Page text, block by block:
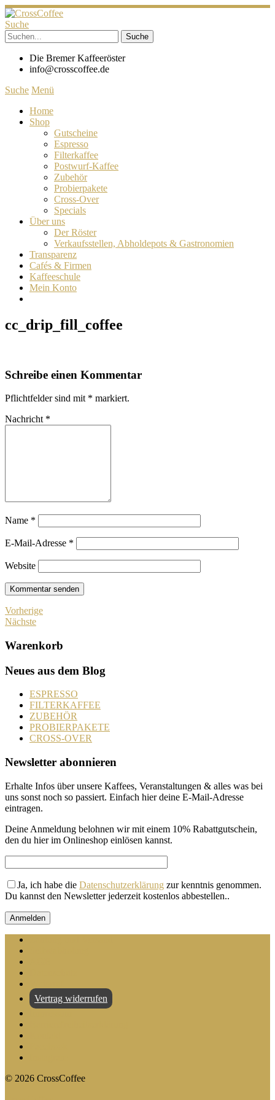
Suche
Die Bremer Kaffeeröster
info@crosscoffee.de
Suche Menü
Home
Shop
Gutscheine
Espresso
Filterkaffee
Postwurf-Kaffee
Zubehör
Probierpakete
Cross-Over
Specials
Über uns
Der Röster
Verkaufsstellen, Abholdepots & Gastronomien
Transparenz
Cafés & Firmen
Kaffeeschule
Mein Konto
cc_drip_fill_coffee
Schreibe einen Kommentar
Pflichtfelder sind mit * markiert.
Nachricht *
Name *
E-Mail-Adresse *
Website
Vorherige
Nächste
Warenkorb
Neues aus dem Blog
ESPRESSO
FILTERKAFFEE
ZUBEHÖR
PROBIERPAKETE
CROSS-OVER
Newsletter abonnieren
Erhalte Infos über unsere Kaffees, Veranstaltungen & alles was bei
uns sonst noch so passiert. Einfach hier deine E-Mail-Adresse
eintragen.
Deine Anmeldung belohnen wir mit einem 10% Rabattgutschein,
den du hier im Onlineshop einlösen kannst.
Ja, ich habe die Datenschutzerklärung zur kenntnis genommen.
Du kannst den Newsletter jederzeit kostenlos abbestellen..
Vertrag widerrufen
© 2026 CrossCoffee